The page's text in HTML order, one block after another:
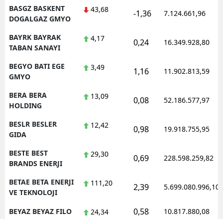
BASGZ BASKENT
DOGALGAZ GMYO
43,68 -1,36 7.124.661,96
BAYRK BAYRAK
TABAN SANAYI
4,17 0,24 16.349.928,80
BEGYO BATI EGE
GMYO
3,49 1,16 11.902.813,59
BERA BERA
HOLDING
13,09 0,08 52.186.577,97
BESLR BESLER
GIDA
12,42 0,98 19.918.755,95
BESTE BEST
BRANDS ENERJI
29,30 0,69 228.598.259,82
BETAE BETA ENERJI
VE TEKNOLOJI
111,20 2,39 5.699.080.996,10
BEYAZ BEYAZ FILO 24,34 0,58 10.817.880,08